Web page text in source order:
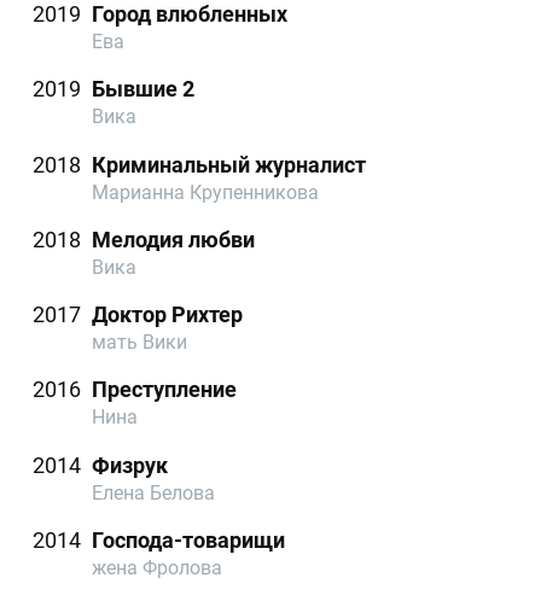
2019 Город влюбленных
Ева
2019 Бывшие 2
Вика
2018 Криминальный журналист
Марианна Крупенникова
2018 Мелодия любви
Вика
2017 Доктор Рихтер
мать Вики
2016 Преступление
Нина
2014 Физрук
Елена Белова
2014 Господа-товарищи
жена Фролова